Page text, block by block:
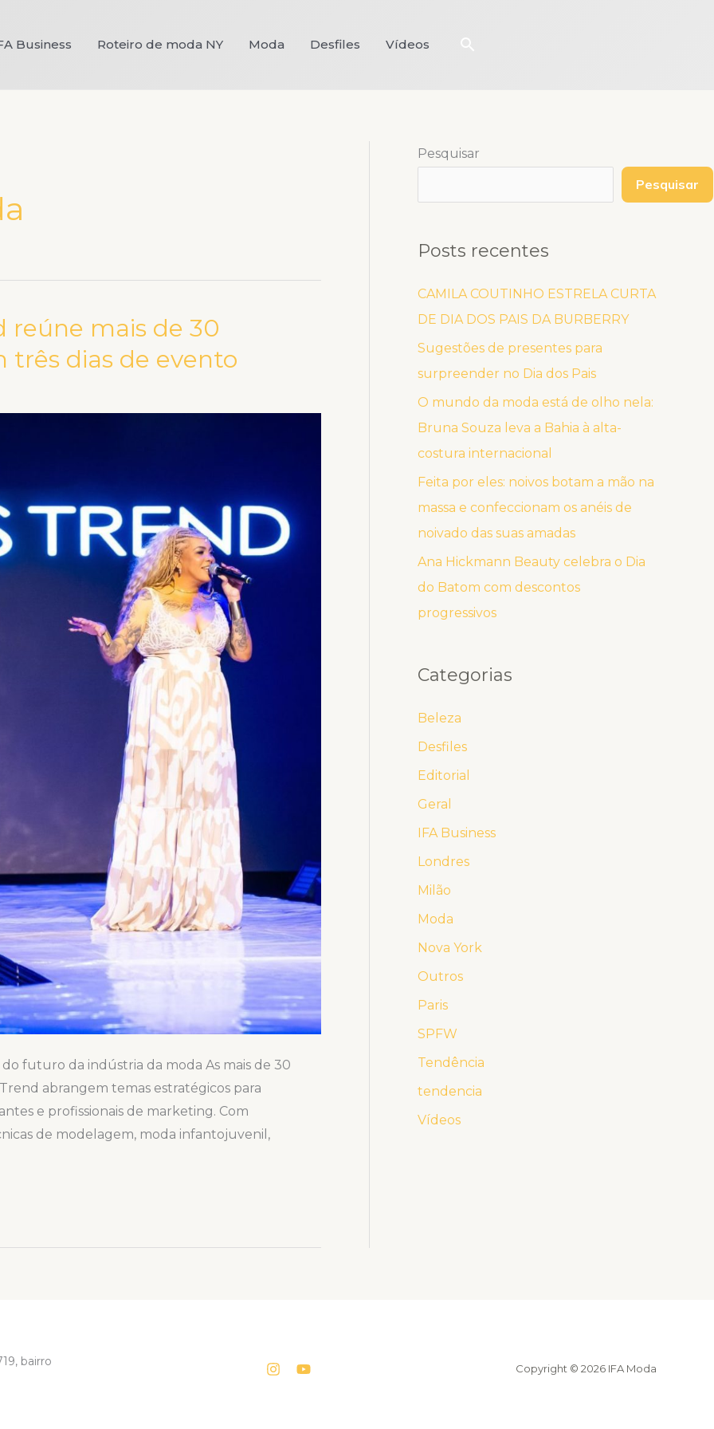
Business Roteiro de moda NY Moda Desfiles Vídeos Pesquisar
reúne mais de 30
três dias de evento
futuro da indústria da moda As mais de 30
abrangem temas estratégicos para
e profissionais de marketing. Com
de modelagem, moda infantojuvenil,
Pesquisar
Pesquisar
Posts recentes
CAMILA COUTINHO ESTRELA CURTA
DE DIA DOS PAIS DA BURBERRY
Sugestões de presentes para
surpreender no Dia dos Pais
O mundo da moda está de olho nela:
Bruna Souza leva a Bahia à alta-
costura internacional
Feita por eles: noivos botam a mão na
massa e confeccionam os anéis de
noivado das suas amadas
Ana Hickmann Beauty celebra o Dia
do Batom com descontos
progressivos
Categorias
Beleza
Desfiles
Editorial
Geral
IFA Business
Londres
Milão
Moda
Nova York
Outros
Paris
SPFW
Tendência
tendencia
Vídeos
bairro
Copyright © 2026 IFA Moda